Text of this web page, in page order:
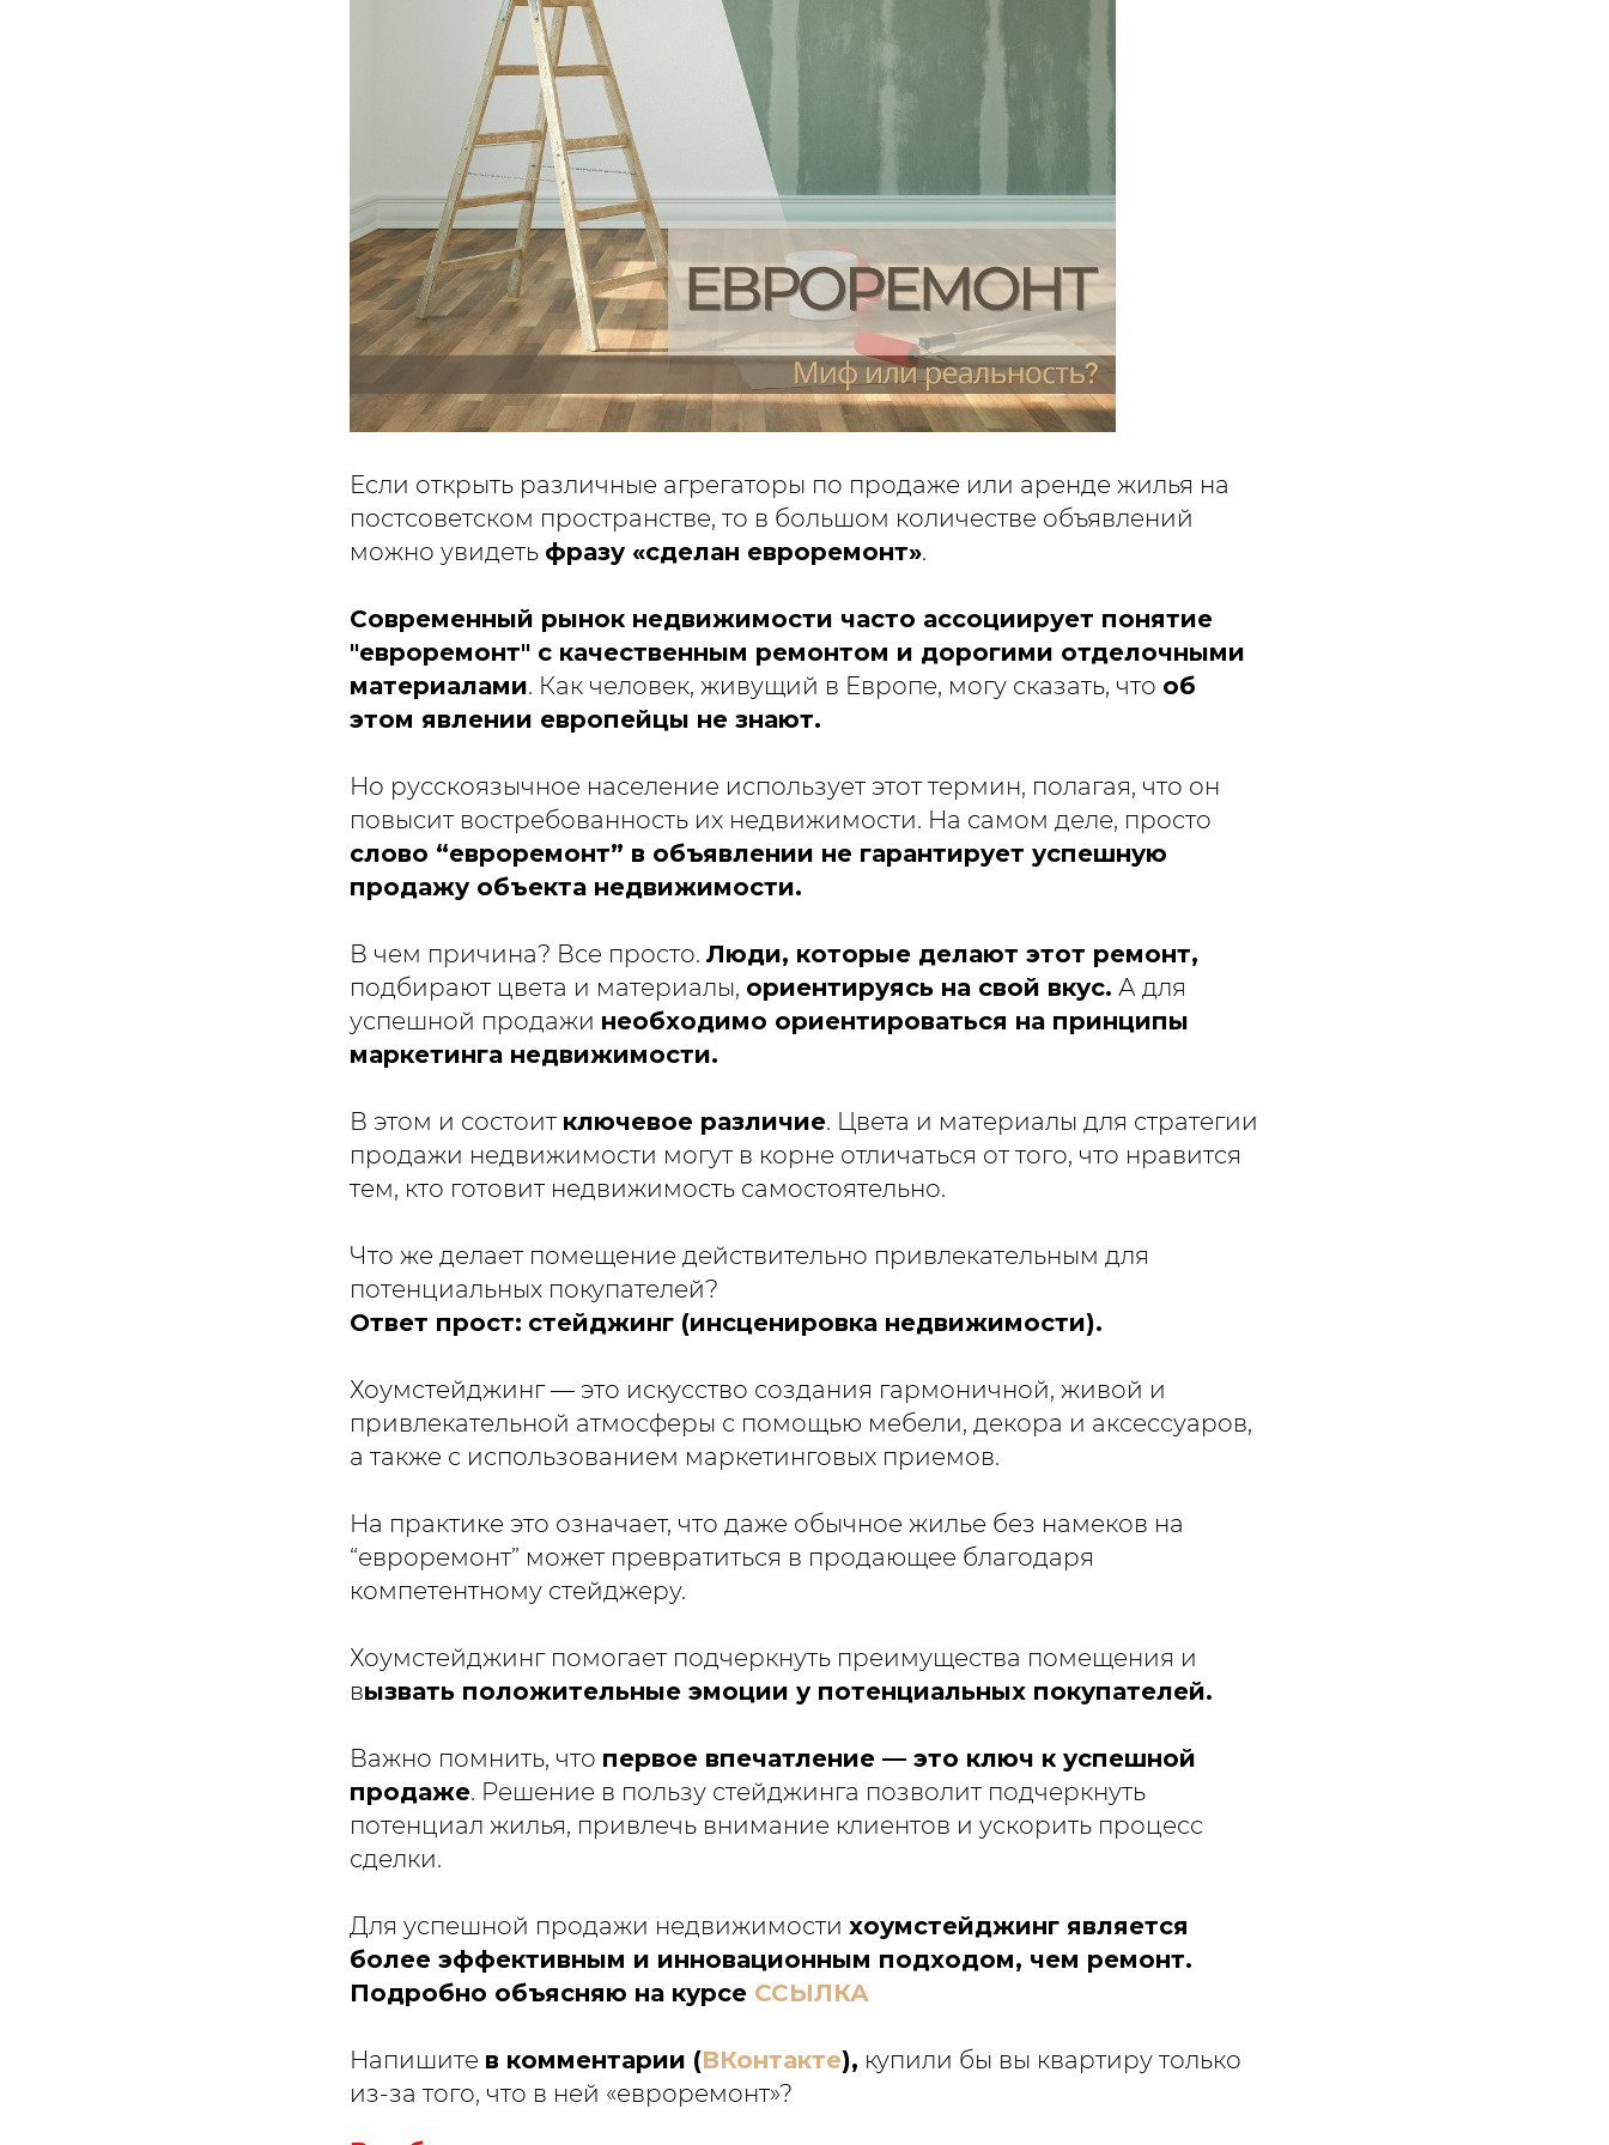
Если открыть различные агрегаторы по продаже или аренде жилья на
постсоветском пространстве, то в большом количестве объявлений
можно увидеть фразу «сделан евроремонт».
Современный рынок недвижимости часто ассоциирует понятие
"евроремонт" с качественным ремонтом и дорогими отделочными
материалами. Как человек, живущий в Европе, могу сказать, что об
этом явлении европейцы не знают.
Но русскоязычное население использует этот термин, полагая, что он
повысит востребованность их недвижимости. На самом деле, просто
слово “евроремонт” в объявлении не гарантирует успешную
продажу объекта недвижимости.
В чем причина? Все просто. Люди, которые делают этот ремонт,
подбирают цвета и материалы, ориентируясь на свой вкус. А для
успешной продажи необходимо ориентироваться на принципы
маркетинга недвижимости.
В этом и состоит ключевое различие. Цвета и материалы для стратегии
продажи недвижимости могут в корне отличаться от того, что нравится
тем, кто готовит недвижимость самостоятельно.
Что же делает помещение действительно привлекательным для
потенциальных покупателей?
Ответ прост: стейджинг (инсценировка недвижимости).
Хоумстейджинг — это искусство создания гармоничной, живой и
привлекательной атмосферы с помощью мебели, декора и аксессуаров,
а также с использованием маркетинговых приемов.
На практике это означает, что даже обычное жилье без намеков на
“евроремонт” может превратиться в продающее благодаря
компетентному стейджеру.
Хоумстейджинг помогает подчеркнуть преимущества помещения и
вызвать положительные эмоции у потенциальных покупателей.
Важно помнить, что первое впечатление — это ключ к успешной
продаже. Решение в пользу стейджинга позволит подчеркнуть
потенциал жилья, привлечь внимание клиентов и ускорить процесс
сделки.
Для успешной продажи недвижимости хоумстейджинг является
более эффективным и инновационным подходом, чем ремонт.
Подробно объясняю на курсе ССЫЛКА
Напишите в комментарии (ВКонтакте), купили бы вы квартиру только
из-за того, что в ней «евроремонт»?